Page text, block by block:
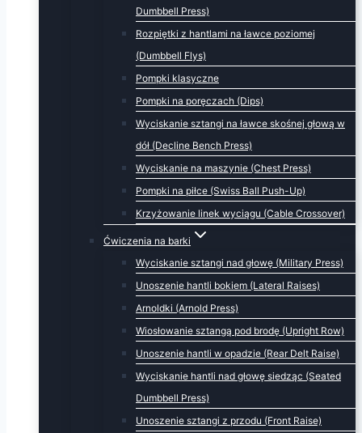
Dumbbell Press)
Rozpiętki z hantlami na ławce poziomej
(Dumbbell Flys)
Pompki klasyczne
Pompki na poręczach (Dips)
Wyciskanie sztangi na ławce skośnej głową w
dół (Decline Bench Press)
Wyciskanie na maszynie (Chest Press)
Pompki na piłce (Swiss Ball Push-Up)
Krzyżowanie linek wyciągu (Cable Crossover)
Ćwiczenia na barki
Wyciskanie sztangi nad głowę (Military Press)
Unoszenie hantli bokiem (Lateral Raises)
Arnoldki (Arnold Press)
Wiosłowanie sztangą pod brodę (Upright Row)
Unoszenie hantli w opadzie (Rear Delt Raise)
Wyciskanie hantli nad głowę siedząc (Seated
Dumbbell Press)
Unoszenie sztangi z przodu (Front Raise)